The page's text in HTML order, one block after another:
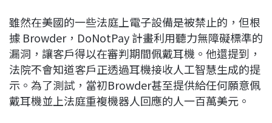
雖然在美國的一些法庭上電子設備是被禁止的，但根
據 Browder，DoNotPay 計畫利用聽力無障礙標準的
漏洞，讓客戶得以在審判期間佩戴耳機。他還提到，
法院不會知道客戶正透過耳機接收人工智慧生成的提
示。為了測試，當初Browder甚至提供給任何願意佩
戴耳機並上法庭重複機器人回應的人一百萬美元。